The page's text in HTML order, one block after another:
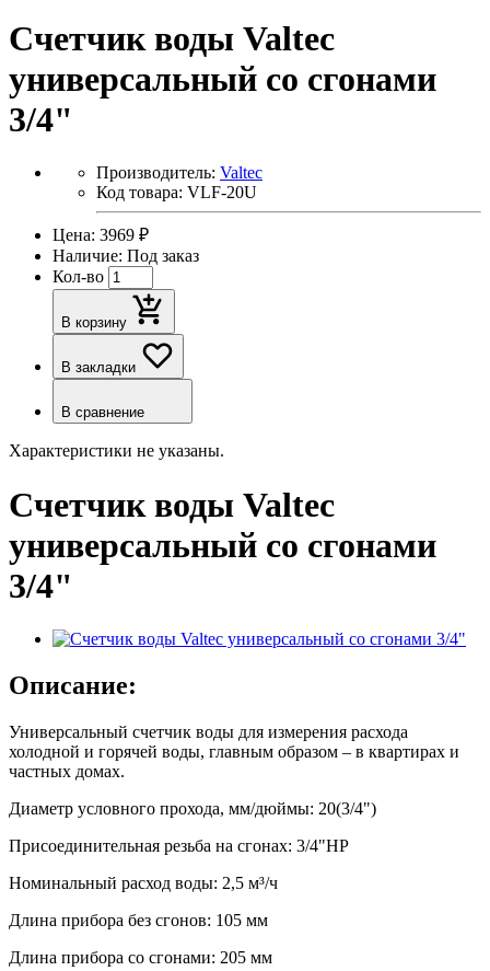
Счетчик воды Valteс
универсальный со сгонами
3/4"
Производитель: Valtec
Код товара: VLF-20U
Цена: 3969 ₽
Наличие: Под заказ
Кол-во
В корзину
В закладки
В сравнение
Характеристики не указаны.
Счетчик воды Valteс
универсальный со сгонами
3/4"
Описание:
Универсальный счетчик воды для измерения расхода
холодной и горячей воды, главным образом – в квартирах и
частных домах.
Диаметр условного прохода, мм/дюймы: 20(3/4")
Присоединительная резьба на сгонах: 3/4"НР
Номинальный расход воды: 2,5 м³/ч
Длина прибора без сгонов: 105 мм
Длина прибора со сгонами: 205 мм